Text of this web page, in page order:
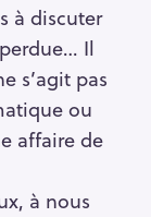
à discuter
Il
s’agit pas
ou
affaire de
à nous